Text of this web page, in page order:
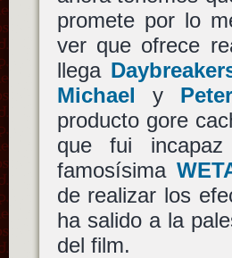
promete por lo
ver que ofrece
llega
Michael y
producto gore
que fui
famosísima
de realizar los
ha salido a la
del film.